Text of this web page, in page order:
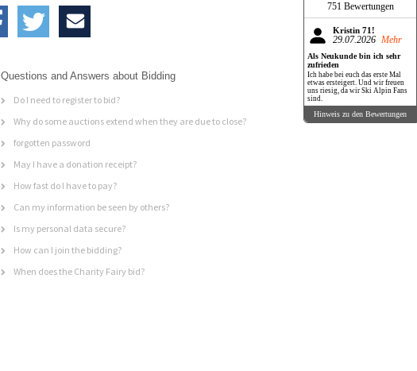
Questions and Answers about Bidding
Do I need to register to bid?
Why do some auctions extend when they are due to close?
forgotten password
May I have a donation receipt?
How fast do I have to pay?
Can my information be seen by others?
Is my personal data secure?
How can I join the bidding?
When does the Charity Fairy bid?
751 Bewertungen
Kristin 71!
29.07.2026 Mehr
Als Neukunde bin ich sehr
zufrieden
Ich habe bei euch das erste Mal
etwas ersteigert. Und wir freuen
uns riesig, da wir Ski Alpin Fans
sind.
Hinweis zu den Bewertungen